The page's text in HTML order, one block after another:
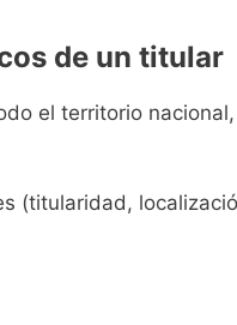
de un titular
el territorio
(titularidad,